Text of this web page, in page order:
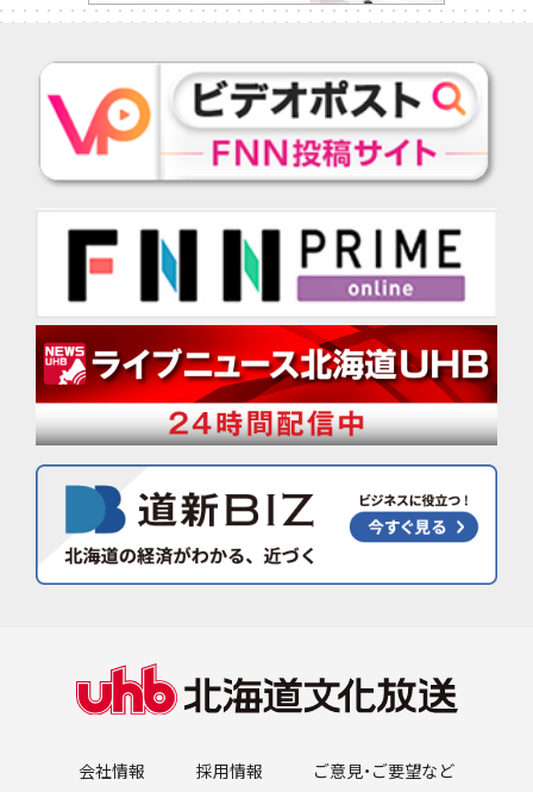
会社情報 採用情報 ご意見・ご要望など